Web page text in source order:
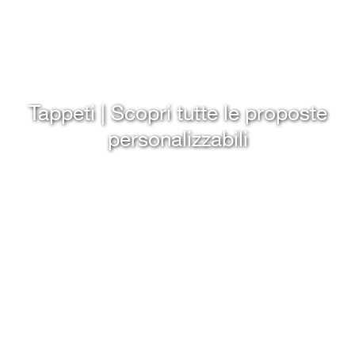
Tappeti | Scopri tutte le proposte
personalizzabili